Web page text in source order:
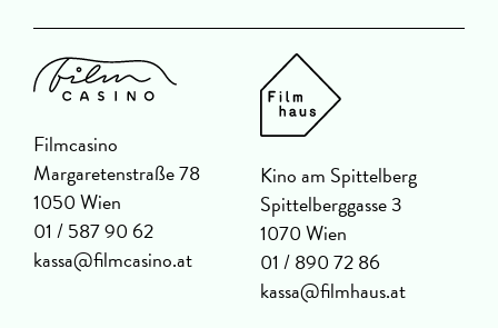
Filmcasino
Margaretenstraße 78
1050 Wien
01 / 587 90 62
kassa@filmcasino.at
Kino am Spittelberg
Spittelberggasse 3
1070 Wien
01 / 890 72 86
kassa@filmhaus.at